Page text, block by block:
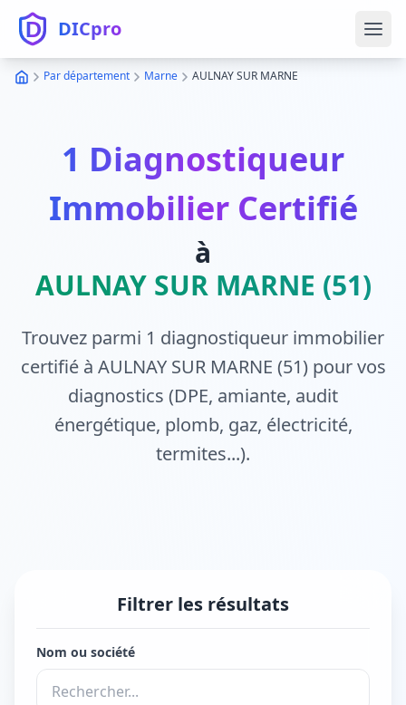
DICpro
Par département Marne AULNAY SUR MARNE
1 Diagnostiqueur
Immobilier Certifié
à
AULNAY SUR MARNE (51)
Trouvez parmi 1 diagnostiqueur immobilier
certifié à AULNAY SUR MARNE (51) pour vos
diagnostics (DPE, amiante, audit
énergétique, plomb, gaz, électricité,
termites...).
Filtrer les résultats
Nom ou société